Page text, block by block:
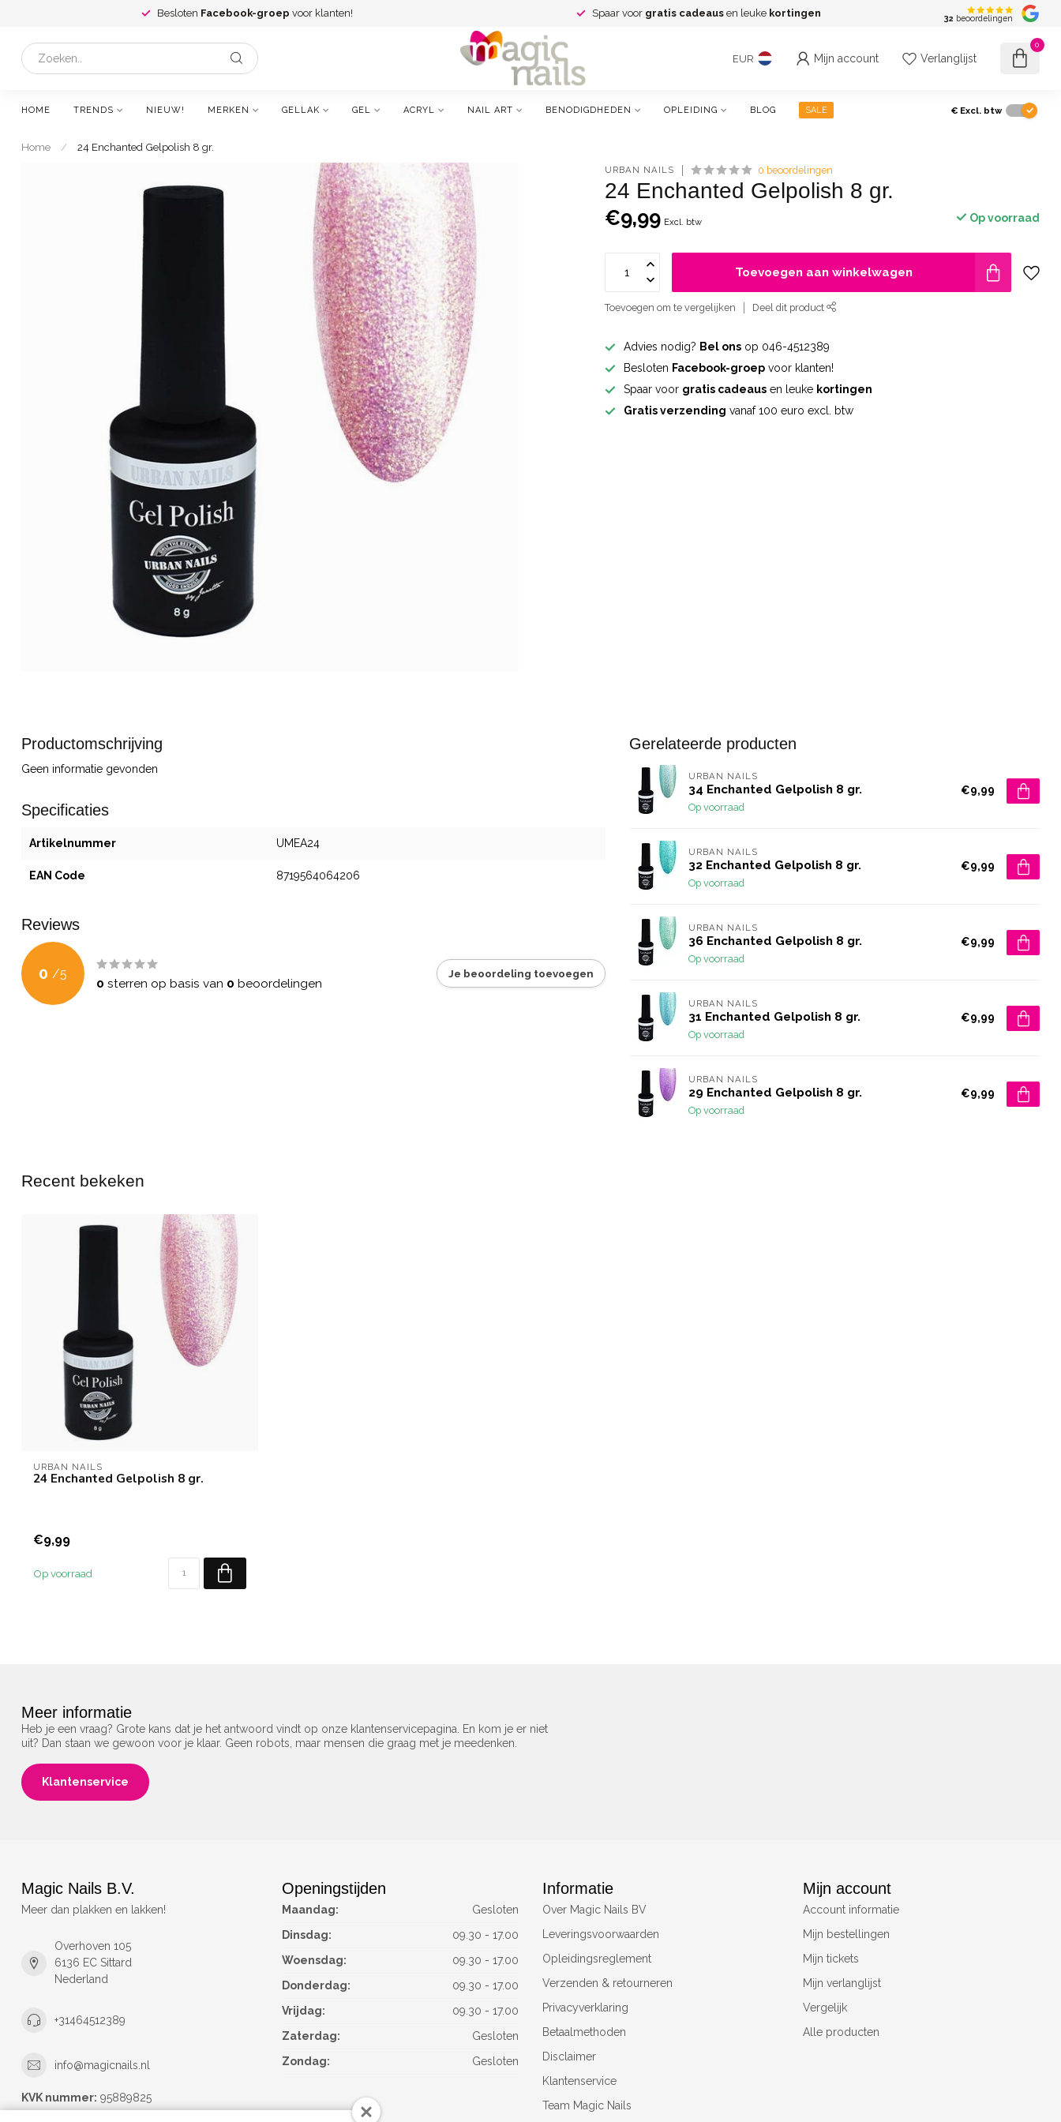
Besloten Facebook-groep voor klanten! Spaar voor gratis cadeaus en leuke kortingen 32 beoordelingen
EUR Mijn account Verlanglijst
0
HOME TRENDS NIEUW! MERKEN GELLAK GEL ACRYL NAIL ART BENODIGDHEDEN OPLEIDING BLOG SALE € Excl. btw
Home / 24 Enchanted Gelpolish 8 gr.
URBAN NAILS 0 beoordelingen
24 Enchanted Gelpolish 8 gr.
€9,99 Excl. btw Op voorraad
Toevoegen aan winkelwagen
Toevoegen om te vergelijken Deel dit product
Advies nodig? Bel ons op 046-4512389
Besloten Facebook-groep voor klanten!
Spaar voor gratis cadeaus en leuke kortingen
Gratis verzending vanaf 100 euro excl. btw
Productomschrijving
Geen informatie gevonden
Specificaties
Artikelnummer UMEA24
EAN Code 8719564064206
Reviews
0 /5
0 sterren op basis van 0 beoordelingen
Je beoordeling toevoegen
Gerelateerde producten
URBAN NAILS
34 Enchanted Gelpolish 8 gr.
Op voorraad
€9,99
URBAN NAILS
32 Enchanted Gelpolish 8 gr.
Op voorraad
€9,99
URBAN NAILS
36 Enchanted Gelpolish 8 gr.
Op voorraad
€9,99
URBAN NAILS
31 Enchanted Gelpolish 8 gr.
Op voorraad
€9,99
URBAN NAILS
29 Enchanted Gelpolish 8 gr.
Op voorraad
€9,99
Recent bekeken
URBAN NAILS
24 Enchanted Gelpolish 8 gr.
€9,99
Op voorraad
Meer informatie
Heb je een vraag? Grote kans dat je het antwoord vindt op onze klantenservicepagina. En kom je er niet
uit? Dan staan we gewoon voor je klaar. Geen robots, maar mensen die graag met je meedenken.
Klantenservice
Magic Nails B.V.
Meer dan plakken en lakken!
Overhoven 105
6136 EC Sittard
Nederland
+31464512389
info@magicnails.nl
KVK nummer: 95889825
Openingstijden
Maandag:
Gesloten
Dinsdag:
09.30 - 17.00
Woensdag:
09.30 - 17.00
Donderdag:
09.30 - 17.00
Vrijdag:
09.30 - 17.00
Zaterdag:
Gesloten
Zondag:
Gesloten
Informatie
Over Magic Nails BV
Leveringsvoorwaarden
Opleidingsreglement
Verzenden & retourneren
Privacyverklaring
Betaalmethoden
Disclaimer
Klantenservice
Team Magic Nails
Mijn account
Account informatie
Mijn bestellingen
Mijn tickets
Mijn verlanglijst
Vergelijk
Alle producten